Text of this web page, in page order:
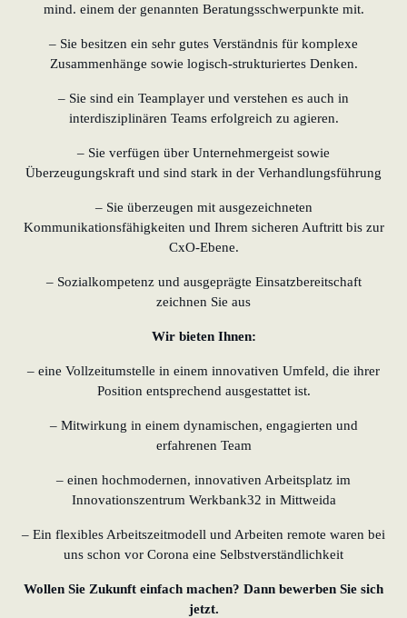
mind. einem der genannten Beratungsschwerpunkte mit.
– Sie besitzen ein sehr gutes Verständnis für komplexe
Zusammenhänge sowie logisch-strukturiertes Denken.
– Sie sind ein Teamplayer und verstehen es auch in
interdisziplinären Teams erfolgreich zu agieren.
– Sie verfügen über Unternehmergeist sowie
Überzeugungskraft und sind stark in der Verhandlungsführung
– Sie überzeugen mit ausgezeichneten
Kommunikationsfähigkeiten und Ihrem sicheren Auftritt bis zur
CxO-Ebene.
– Sozialkompetenz und ausgeprägte Einsatzbereitschaft
zeichnen Sie aus
Wir bieten Ihnen:
– eine Vollzeitumstelle in einem innovativen Umfeld, die ihrer
Position entsprechend ausgestattet ist.
– Mitwirkung in einem dynamischen, engagierten und
erfahrenen Team
– einen hochmodernen, innovativen Arbeitsplatz im
Innovationszentrum Werkbank32 in Mittweida
– Ein flexibles Arbeitszeitmodell und Arbeiten remote waren bei
uns schon vor Corona eine Selbstverständlichkeit
Wollen Sie Zukunft einfach machen? Dann bewerben Sie sich
jetzt.